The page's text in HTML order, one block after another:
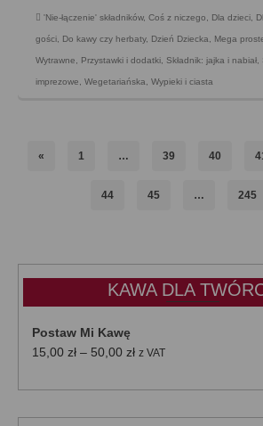
'Nie-łączenie' składników, Coś z niczego Dla dzieci
gości Do kawy czy herbaty, Dzień Dziecka Mega
Wytrawne Przystawki i dodatki Składnik: jajka i nabiał
imprezowe Wegetariańska Wypieki i ciasta
« 1 … 39 40
44 45 … 245
KAWA DLA
Postaw Mi Kawę
15,00 zł – 50,00 złZakres
od
z VAT